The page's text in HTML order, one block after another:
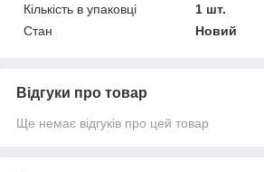
Кількість в упаковці
1 шт.
Стан
Новий
Відгуки про товар
Ще немає відгуків про цей товар